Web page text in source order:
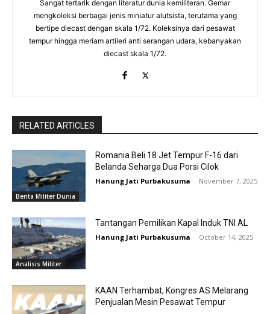
Sangat tertarik dengan literatur dunia kemiliteran. Gemar
mengkoleksi berbagai jenis miniatur alutsista, terutama yang
bertipe diecast dengan skala 1/72. Koleksinya dari pesawat
tempur hingga meriam artileri anti serangan udara, kebanyakan
diecast skala 1/72.
RELATED ARTICLES
Berita Militer Dunia
Romania Beli 18 Jet Tempur F-16 dari
Belanda Seharga Dua Porsi Cilok
Hanung Jati Purbakusuma - November 7, 2025
Analisis Militer
Tantangan Pemilikan Kapal Induk TNI AL
Hanung Jati Purbakusuma - October 14, 2025
KAAN Terhambat, Kongres AS Melarang
Penjualan Mesin Pesawat Tempur